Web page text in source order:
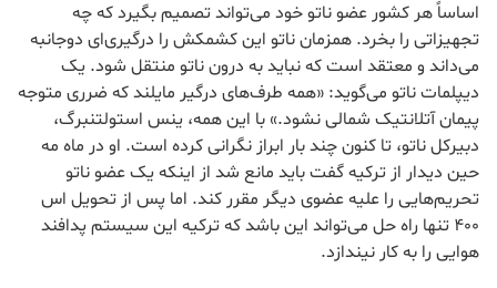
اساساً هر کشور عضو ناتو خود می‌تواند تصمیم بگیرد که چه
تجهیزاتی را بخرد. همزمان ناتو این کشمکش را درگیری‌ای دوجانبه
می‌داند و معتقد است که نباید به درون ناتو منتقل شود. یک
دیپلمات ناتو می‌گوید: «همه طرف‌های درگیر مایلند که ضرری متوجه
پیمان آتلانتیک شمالی نشود.» با این همه، ینس استولتنبرگ،
دبیرکل ناتو، تا کنون چند بار ابراز نگرانی کرده است. او در ماه مه
حین دیدار از ترکیه گفت باید مانع شد از اینکه یک عضو ناتو
تحریم‌هایی را علیه عضوی دیگر مقرر کند. اما پس از تحویل اس
۴۰۰ تنها راه حل می‌تواند این باشد که ترکیه این سیستم پدافند
هوایی را به کار نیندازد.